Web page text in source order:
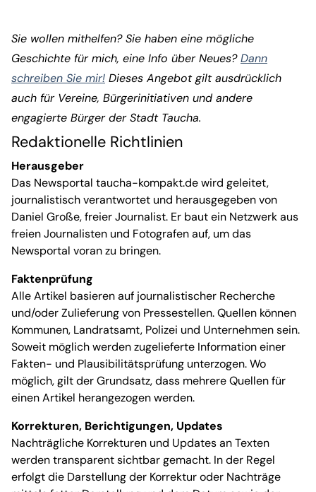
Sie wollen mithelfen? Sie haben eine mögliche
Geschichte für mich, eine Info über Neues?Dann
schreiben Sie mir! Dieses Angebot gilt ausdrücklich
auch für Vereine, Bürgerinitiativen und andere
engagierte Bürger der Stadt Taucha.
Redaktionelle Richtlinien
Herausgeber
Das Newsportal taucha-kompakt.de wird geleitet,
journalistisch verantwortet und herausgegeben von
Daniel Große, freier Journalist. Er baut ein Netzwerk aus
freien Journalisten und Fotografen auf, um das
Newsportal voran zu bringen.
Faktenprüfung
Alle Artikel basieren auf journalistischer Recherche
und/oder Zulieferung von Pressestellen. Quellen können
Kommunen, Landratsamt, Polizei und Unternehmen sein.
Soweit möglich werden zugelieferte Information einer
Fakten- und Plausibilitätsprüfung unterzogen. Wo
möglich, gilt der Grundsatz, dass mehrere Quellen für
einen Artikel herangezogen werden.
Korrekturen, Berichtigungen, Updates
Nachträgliche Korrekturen und Updates an Texten
werden transparent sichtbar gemacht. In der Regel
erfolgt die Darstellung der Korrektur oder Nachträge